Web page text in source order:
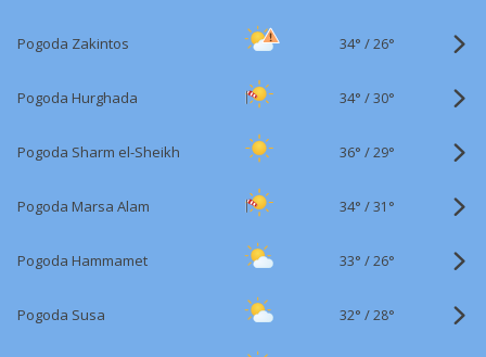
Pogoda Zakintos 34° /26°
Pogoda Hurghada 34° /30°
Pogoda Sharm el-Sheikh 36° /29°
Pogoda Marsa Alam 34° /31°
Pogoda Hammamet 33° /26°
Pogoda Susa 32° /28°